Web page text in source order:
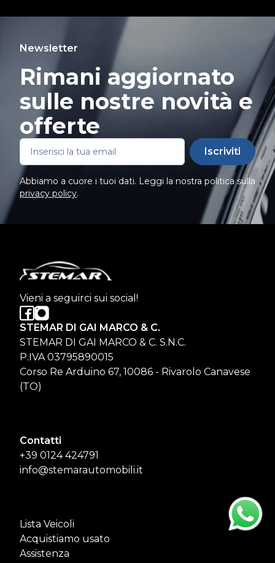
Newsletter
Rimani aggiornato
sulle nostre novità e
offerte
Iscriviti
Abbiamo a cuore i tuoi dati. Leggi la nostra politica sulla
privacy policy.
Vieni a seguirci sui social!
STEMAR DI GAI MARCO & C.
STEMAR DI GAI MARCO & C. S.N.C.
P.IVA 03795890015
Corso Re Arduino 67, 10086 - Rivarolo Canavese
(TO)
Contatti
+39 0124 424791
info@stemarautomobili.it
Lista Veicoli
Acquistiamo usato
Assistenza